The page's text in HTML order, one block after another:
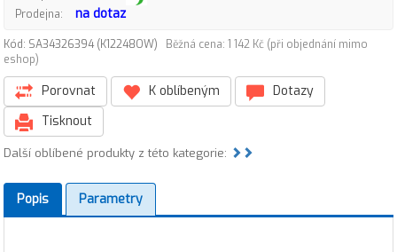
Prodejna: na dotaz
Kód: SA34326394 (K12248OW)
Běžná cena: 1 142 Kč (při objednání mimo
eshop)
Porovnat K oblíbeným
Dotazy
Tisknout
Další oblíbené produkty z této kategorie:
Popis Parametry